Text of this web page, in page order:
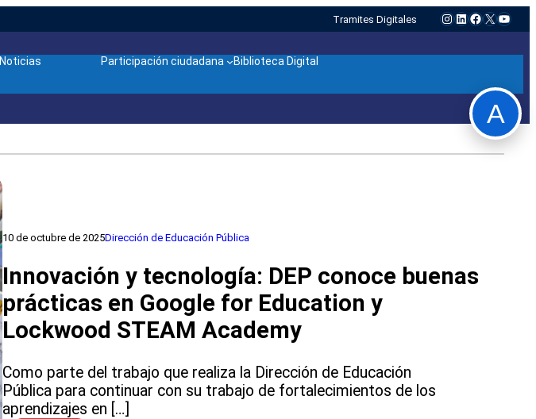
Tramites Digitales Instagram
LinkedIn
Facebook
X
Noticias Participación ciudadana
Biblioteca Digital
10 de octubre de 2025Dirección de Educación Pública
Innovación y tecnología: DEP conoce buenas
prácticas en Google for Education y
Lockwood STEAM Academy
Como parte del trabajo que realiza la Dirección de Educación
Pública para continuar con su trabajo de fortalecimientos de los
aprendizajes en […]
A